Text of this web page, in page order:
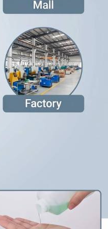
a la corrosión, a los
a la humedad. Dos
pulido espejo. Ideal
y hoteles de lujo
de
de papel y los
comprobar la cantidad
la organización de
suave del papel,
Evita que la
Dispensador de papel
(opción más
bajo coste de
estándares de
lo que implica un
de alimentos. 5.
doble para papel